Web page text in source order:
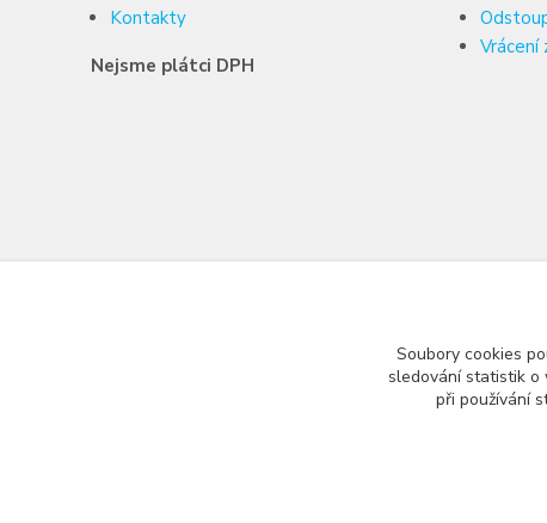
Kontakty
Nejsme plátci DPH
Vrácení
Soubory cookies
sledování statistik o
při používání